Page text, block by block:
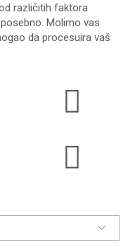
različitih faktora
Molimo vas
da procesuira vaš